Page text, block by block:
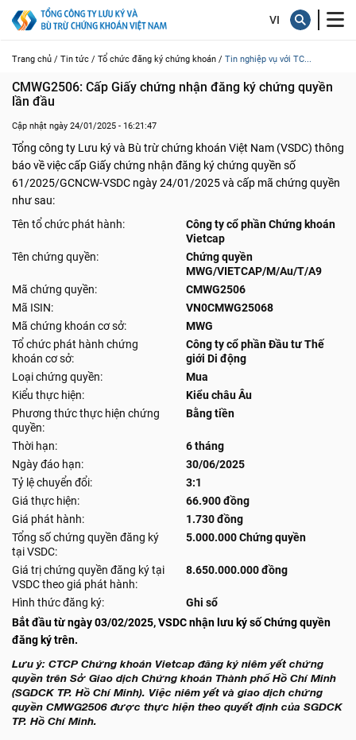
Trang chủ / Tin tức / Tổ chức đăng ký chứng khoán / Tin nghiệp vụ với TC...
CMWG2506: Cấp Giấy chứng nhận đăng ký chứng quyền
lần đầu
Cập nhật ngày 24/01/2025 - 16:21:47
Tổng công ty Lưu ký và Bù trừ chứng khoán Việt Nam (VSDC) thông
báo về việc cấp Giấy chứng nhận đăng ký chứng quyền số
61/2025/GCNCW-VSDC ngày 24/01/2025 và cấp mã chứng quyền
như sau:
Tên tổ chức phát hành:
Công ty cổ phần Chứng khoán
Vietcap
Tên chứng quyền:
Chứng quyền
MWG/VIETCAP/M/Au/T/A9
Mã chứng quyền:
CMWG2506
Mã ISIN:
VN0CMWG25068
Mã chứng khoán cơ sở:
MWG
Tổ chức phát hành chứng
khoán cơ sở:
Công ty cổ phần Đầu tư Thế
giới Di động
Loại chứng quyền:
Mua
Kiểu thực hiện:
Kiểu châu Âu
Phương thức thực hiện chứng
quyền:
Bằng tiền
Thời hạn:
6 tháng
Ngày đáo hạn:
30/06/2025
Tỷ lệ chuyển đổi:
3:1
Giá thực hiện:
66.900 đồng
Giá phát hành:
1.730 đồng
Tổng số chứng quyền đăng ký
tại VSDC:
5.000.000 Chứng quyền
Giá trị chứng quyền đăng ký tại
VSDC theo giá phát hành:
8.650.000.000 đồng
Hình thức đăng ký:
Ghi sổ
Bắt đầu từ ngày 03/02/2025, VSDC nhận lưu ký số Chứng quyền
đăng ký trên.
Lưu ý: CTCP Chứng khoán Vietcap đăng ký niêm yết chứng
quyền trên Sở Giao dịch Chứng khoán Thành phố Hồ Chí Minh
(SGDCK TP. Hồ Chí Minh). Việc niêm yết và giao dịch chứng
quyền CMWG2506 được thực hiện theo quyết định của SGDCK
TP. Hồ Chí Minh.